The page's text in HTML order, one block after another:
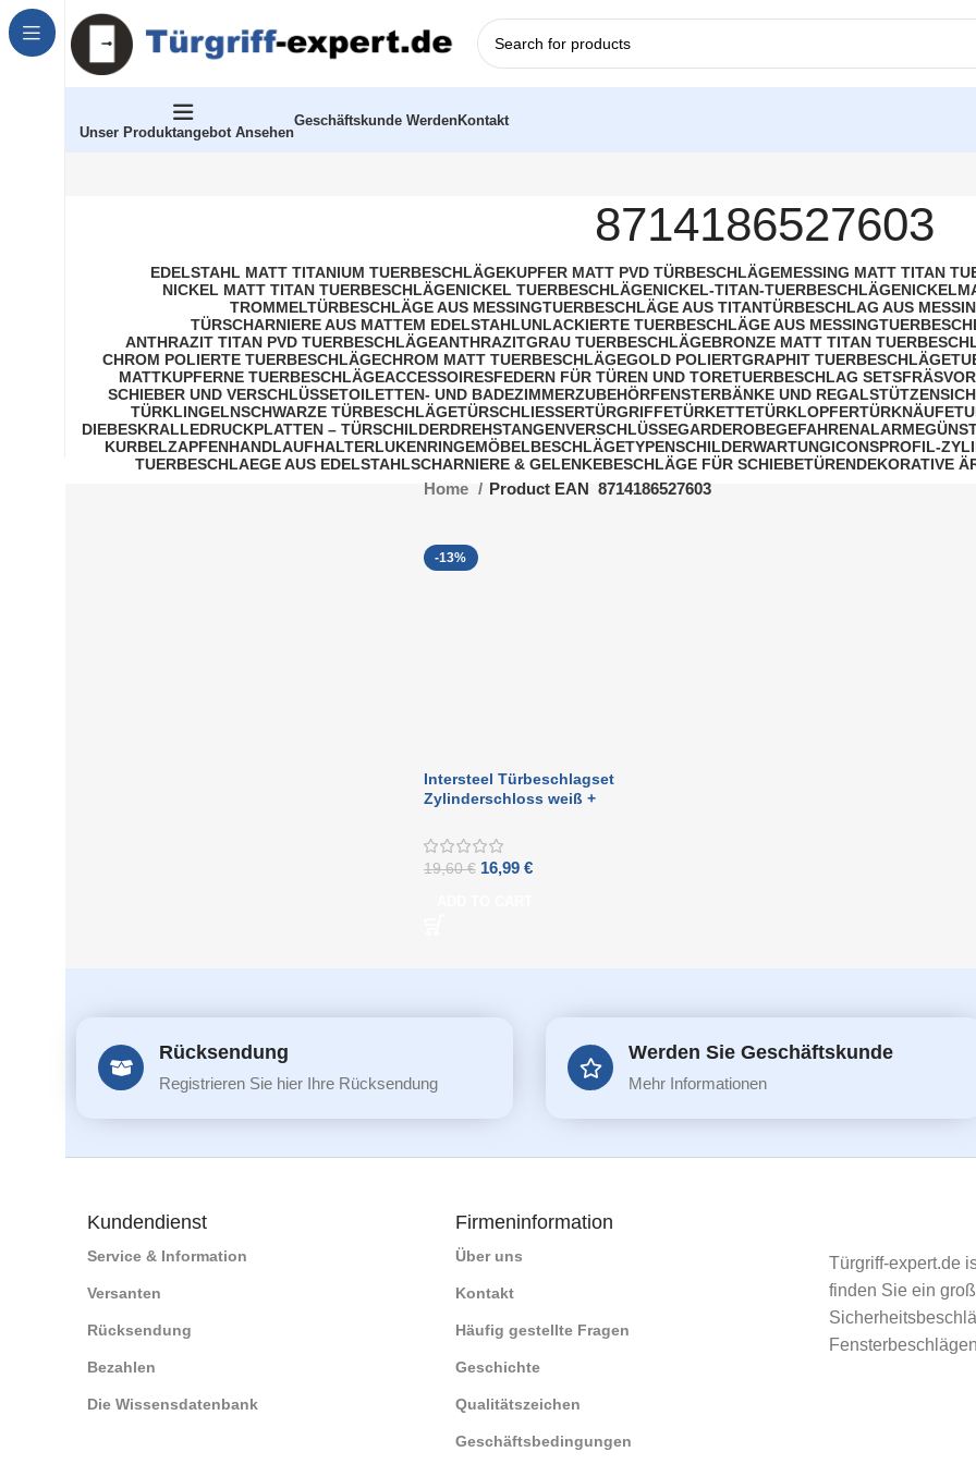
Unser Produktangebot Ansehen
Geschäftskunde WerdenKontakt
8714186527603
EDELSTAHL MATT TITANIUM TUERBESCHLÄGEKUPFER MATT PVD TÜRBESCHLÄGEMESSING MATT TITAN
NICKEL MATT TITAN TUERBESCHLÄGENICKEL TUERBESCHLÄGENICKEL-TITAN-TUERBESCHLÄGE
TROMMELTÜRBESCHLÄGE AUS MESSINGTUERBESCHLÄGE AUS TITANTÜRBESCHLAG AUS
TÜRSCHARNIERE AUS MATTEM EDELSTAHLUNLACKIERTE TUERBESCHLÄGE AUS MESSING
ANTHRAZIT TITAN PVD TUERBESCHLÄGEANTHRAZITGRAU TUERBESCHLÄGEBRONZE MATT TITAN
CHROM POLIERTE TUERBESCHLÄGECHROM MATT TUERBESCHLÄGEGOLD POLIERTGRAPHIT TUERBESCHLÄGE
MATTKUPFERNE TUERBESCHLÄGEACCESSOIRESFEDERN FÜR TÜREN UND TORETUERBESCHLAG SETS
SCHIEBER UND VERSCHLÜSSETOILETTEN- UND BADEZIMMERZUBEHÖRFENSTERBÄNKE UND REGALSTÜTZEN
TÜRKLINGELNSCHWARZE TÜRBESCHLÄGETÜRSCHLIESSER TÜRGRIFFETÜRKETTETÜRKLOPFERTÜRKNÄUFE
DIEBESKRALLEDRUCKPLATTEN – TÜRSCHILDERDREHSTANGENVERSCHLÜSSEGARDEROBEGEFAHRENALARME
KURBELZAPFENHANDLAUFHALTERLUKENRINGEMÖBELBESCHLÄGETYPENSCHILDERWARTUNGICONSPROFIL-
TUERBESCHLAEGE AUS EDELSTAHLSCHARNIERE & GELENKEBESCHLÄGE FÜR SCHIEBETÜRENDEKORATIVE
Home Product EAN 8714186527603
-13%
Intersteel Türbeschlagset
Zylinderschloss weiß +
19,60€ 16,99 €
Rücksendung
Registrieren Sie hier Ihre Rücksendung
Werden Sie Geschäftskunde
Mehr Informationen
Kundendienst
Service & Information
Versanten
Rücksendung
Bezahlen
Die Wissensdatenbank
Firmeninformation
Über uns
Kontakt
Häufig gestellte Fragen
Geschichte
Qualitätszeichen
Geschäftsbedingungen
Türgriff-expert.de
finden Sie ein